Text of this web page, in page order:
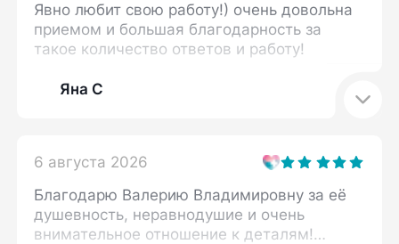
Явно любит свою работу!) очень довольна
приемом и большая благодарность за
такое количество ответов и работу!
Яна С
6 августа 2026
Благодарю Валерию Владимировну за её
душевность, неравнодушие и очень
внимательное отношение к деталям!